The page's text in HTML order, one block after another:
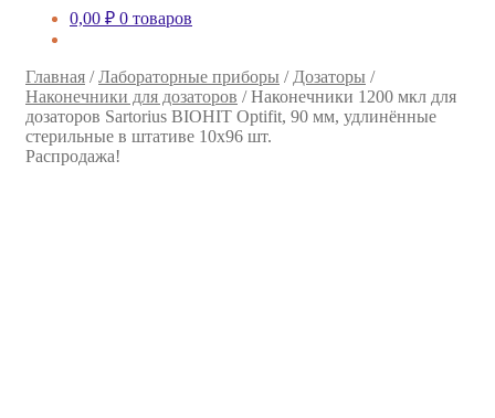
0,00 ₽ 0 товаров
Главная /Лабораторные приборы / Дозаторы /
Наконечники для дозаторов /Наконечники 1200 мкл для
дозаторов Sartorius BIOHIT Optifit, 90 мм, удлинённые
стерильные в штативе 10х96 шт.
Распродажа!